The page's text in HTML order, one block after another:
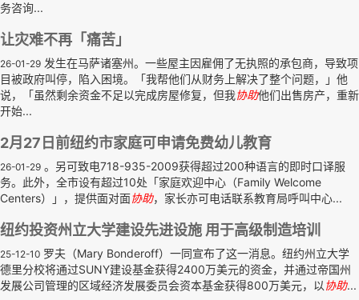
务咨询...
让灾难不再「痛苦」
26-01-29 发生在马萨诸塞州。一些屋主因雇佣了无执照的承包商，导致项
目被政府叫停，陷入困境。「我帮他们从财务上解决了整个问题，」他
说，「虽然剩余资金不足以完成房屋修复，但我协助他们出售房产，重新
开始...
2月27日前纽约市家庭可申请免费幼儿教育
26-01-29 。另可致电718-935-2009获得超过200种语言的即时口译服
务。此外，全市设有超过10处「家庭欢迎中心（Family Welcome
Centers）」，提供面对面协助，家长亦可电话联系教育局呼叫中心...
纽约投资州立大学建设先进设施 用于高级制造培训
25-12-10 罗夫（Mary Bonderoff）一同宣布了这一消息。纽约州立大学
德里分校将通过SUNY建设基金获得2400万美元的资金，并通过帝国州
发展公司管理的区域经济发展委员会资本基金获得800万美元，以 协助...